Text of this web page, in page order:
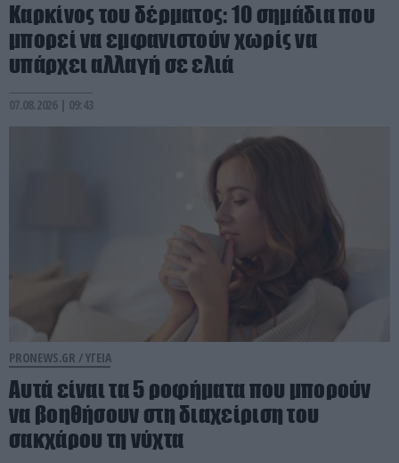
Καρκίνος του δέρματος: 10 σημάδια που
μπορεί να εμφανιστούν χωρίς να
υπάρχει αλλαγή σε ελιά
07.08.2026 | 09:43
PRONEWS.GR /ΥΓΕΙΑ
Αυτά είναι τα 5 ροφήματα που μπορούν
να βοηθήσουν στη διαχείριση του
σακχάρου τη νύχτα